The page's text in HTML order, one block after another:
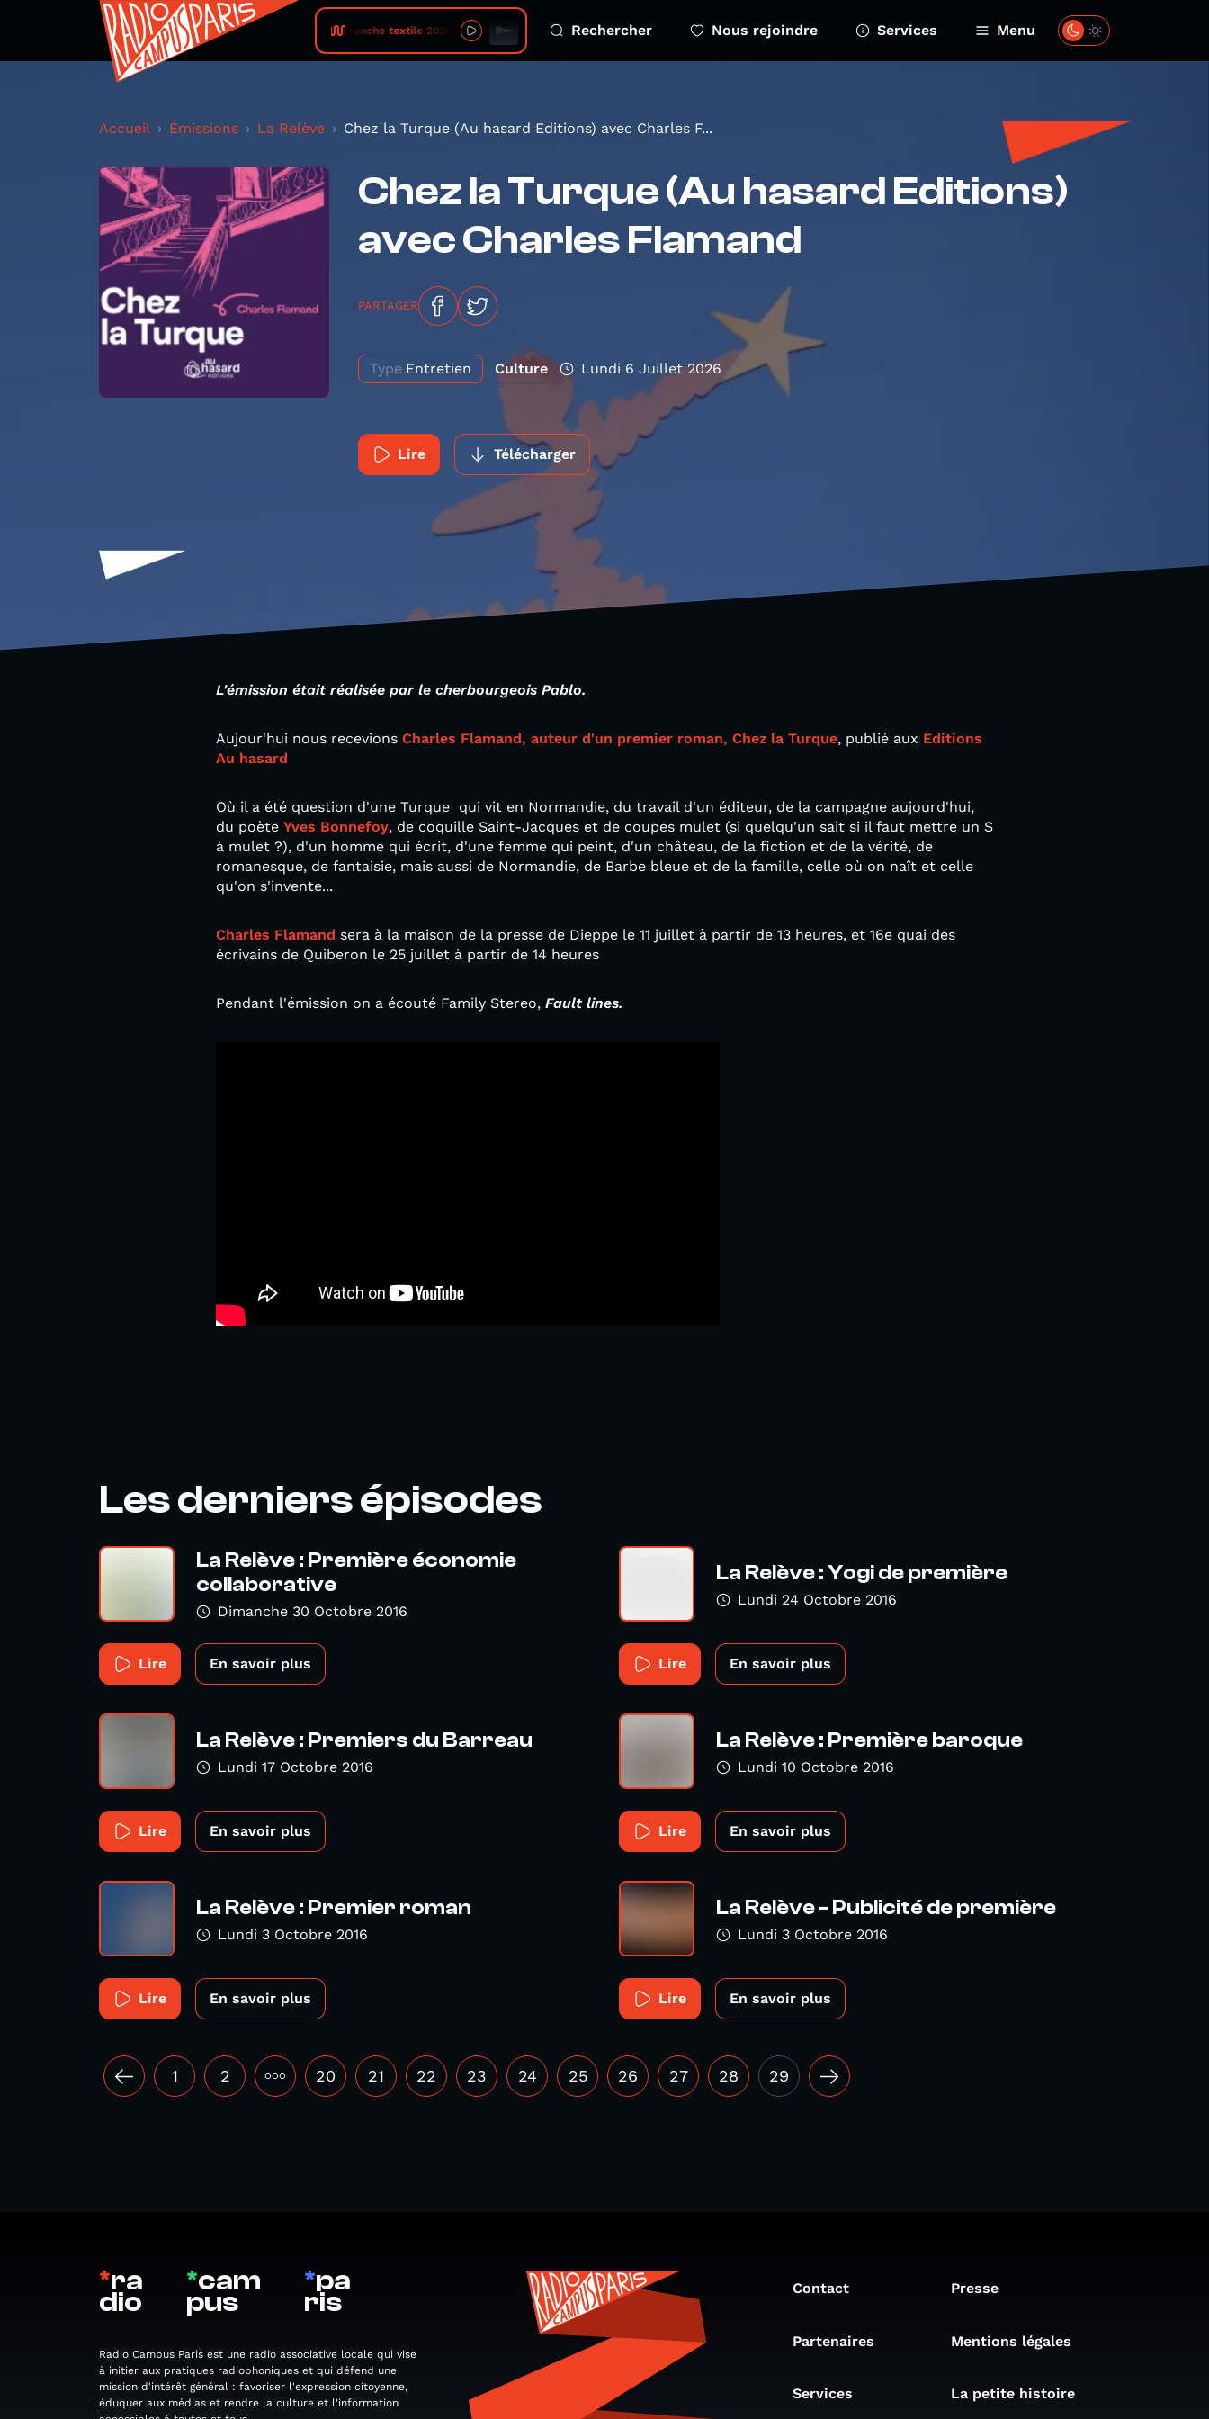
RADIO PRUN • Revanche textile 2026 08 07 6 parler denfance avec du reemploi
Rechercher Nous rejoindre Services Menu
Accueil Émissions La Relève Chez la Turque (Au hasard Editions) avec Charles F...
Chez la Turque (Au hasard Editions)
avec Charles Flamand
PARTAGER
Type Entretien Culture Lundi 6 Juillet 2026
Lire Télécharger
L'émission était réalisée par le cherbourgeois Pablo.
Aujour'hui nous recevions Charles Flamand, auteur d'un premier roman, Chez la Turque, publié aux Editions
Au hasard
Où il a été question d'une Turque qui vit en Normandie, du travail d'un éditeur, de la campagne aujourd'hui,
du poète Yves Bonnefoy, de coquille Saint-Jacques et de coupes mulet (si quelqu'un sait si il faut mettre un S
à mulet ?), d'un homme qui écrit, d'une femme qui peint, d'un château, de la fiction et de la vérité, de
romanesque, de fantaisie, mais aussi de Normandie, de Barbe bleue et de la famille, celle où on naît et celle
qu'on s'invente...
Charles Flamand sera à la maison de la presse de Dieppe le 11 juillet à partir de 13 heures, et 16e quai des
écrivains de Quiberon le 25 juillet à partir de 14 heures
Pendant l'émission on a écouté Family Stereo, Fault lines.
Les derniers épisodes
La Relève : Première économie
collaborative
Dimanche 30 Octobre 2016
Lire En savoir plus
La Relève : Yogi de première
Lundi 24 Octobre 2016
Lire En savoir plus
La Relève : Premiers du Barreau
Lundi 17 Octobre 2016
Lire En savoir plus
La Relève : Première baroque
Lundi 10 Octobre 2016
Lire En savoir plus
La Relève : Premier roman
Lundi 3 Octobre 2016
Lire En savoir plus
La Relève - Publicité de première
Lundi 3 Octobre 2016
Lire En savoir plus
1 2 ••• 20 21 22 23 24 25 26 27 28 29
*ra
dio
*cam
pus
*pa
ris
Radio Campus Paris est une radio associative locale qui vise
à initier aux pratiques radiophoniques et qui défend une
mission d'intérêt général : favoriser l'expression citoyenne,
éduquer aux médias et rendre la culture et l'information
Contact Presse
Partenaires Mentions légales
Services La petite histoire